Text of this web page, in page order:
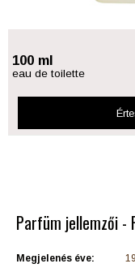
100 ml
eau de toilette
Parfüm jellemzői -
Megjelenés éve: